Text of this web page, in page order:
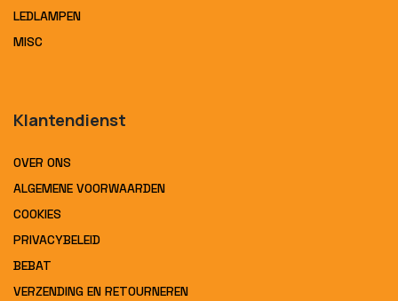
LEDLAMPEN
MISC
Klantendienst
OVER ONS
ALGEMENE VOORWAARDEN
COOKIES
PRIVACYBELEID
BEBAT
VERZENDING EN RETOURNEREN